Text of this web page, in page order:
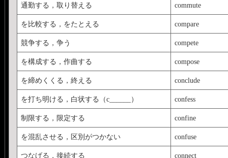
通勤する，取り替える commute
を比較する，をたとえる compare
競争する，争う compete
を構成する，作曲する compose
を締めくくる，終える conclude
を打ち明ける，白状する（c______） confess
制限する，限定する confine
を混乱させる，区別がつかない confuse
つなげる，接続する connect